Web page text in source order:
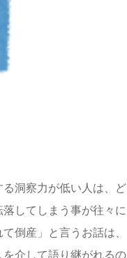
洞察力が低い人は、ど
してしまう事が往々に
倒産」と言うお話は、
介して語り継がれるの